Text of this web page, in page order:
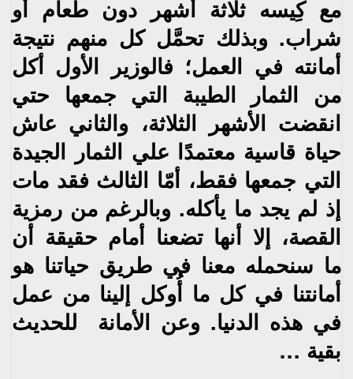
مع كِيسه ثلاثة أشهر دون طعام أو
شراب‮. ‬وبذلك تحمَّل كل منهم نتيجة
أمانته في العمل؛ فالوزير الأول أكل
من الثمار الطيبة التي جمعها حتي
انقضت الأشهر الثلاثة،‮ ‬والثاني عاش
حياة قاسية معتمدًا علي الثمار الجيدة
التي جمعها فقط،‮ ‬أمّا الثالث فقد مات
إذ لم‮ ‬يجد ما‮ ‬يأكله‮. ‬وبالرغم من رمزية
القصة،‮ ‬إلا أنها تضعنا أمام حقيقة أن
ما سنحمله معنا في طريق حياتنا هو
أمانتنا في كل ما أُوكل إلينا من عمل
في هذه الدنيا‮. ‬وعن الأمانة‮ ‬‮ ‬للحديث
بقية‮ …‬